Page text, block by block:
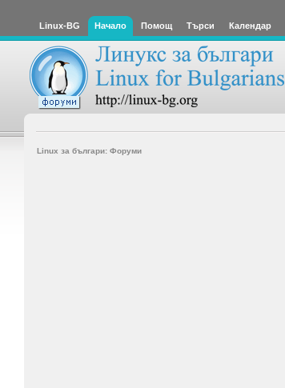
Linux-BG Начало Помощ Търси Календар
Linux за българи: Форуми